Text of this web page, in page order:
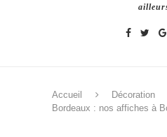
Accueil Décoration
Bordeaux : nos affiches à